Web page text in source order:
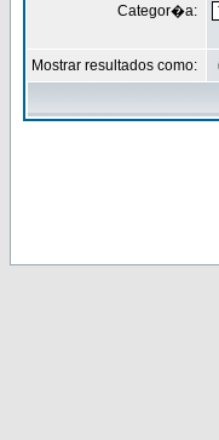
Categor�a:
Mostrar resultados como: